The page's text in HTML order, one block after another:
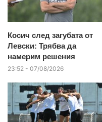
Косич след загубата от
Левски: Трябва да
намерим решения
23:52 - 07/08/2026